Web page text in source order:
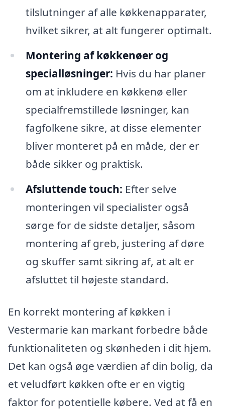
tilslutninger af alle køkkenapparater,
hvilket sikrer, at alt fungerer optimalt.
Montering af køkkenøer og
specialløsninger: Hvis du har planer
om at inkludere en køkkenø eller
specialfremstillede løsninger, kan
fagfolkene sikre, at disse elementer
bliver monteret på en måde, der er
både sikker og praktisk.
Afsluttende touch: Efter selve
monteringen vil specialister også
sørge for de sidste detaljer, såsom
montering af greb, justering af døre
og skuffer samt sikring af, at alt er
afsluttet til højeste standard.
En korrekt montering af køkken i
Vestermarie kan markant forbedre både
funktionaliteten og skønheden i dit hjem.
Det kan også øge værdien af din bolig, da
et veludført køkken ofte er en vigtig
faktor for potentielle købere. Ved at få en